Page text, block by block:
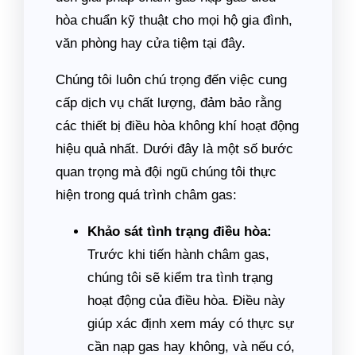
hòa chuẩn kỹ thuật cho mọi hộ gia đình,
văn phòng hay cửa tiệm tại đây.
Chúng tôi luôn chú trọng đến việc cung
cấp dịch vụ chất lượng, đảm bảo rằng
các thiết bị điều hòa không khí hoạt động
hiệu quả nhất. Dưới đây là một số bước
quan trọng mà đội ngũ chúng tôi thực
hiện trong quá trình châm gas:
Khảo sát tình trạng điều hòa:
Trước khi tiến hành châm gas,
chúng tôi sẽ kiểm tra tình trạng
hoạt động của điều hòa. Điều này
giúp xác định xem máy có thực sự
cần nạp gas hay không, và nếu có,